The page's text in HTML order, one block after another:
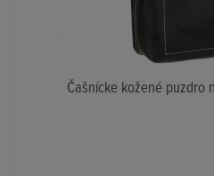
Čašnícke kožené puzdro